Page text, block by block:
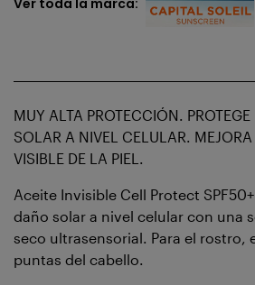
MUY ALTA PROTECCIÓN.
SOLAR A NIVEL CELULAR.
VISIBLE DE LA PIEL.
Aceite Invisible Cell Protect
daño solar a nivel celular con una
seco ultrasensorial. Para el rostro,
puntas del cabello.